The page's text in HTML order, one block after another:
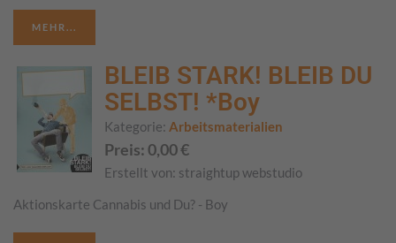
MEHR...
BLEIB STARK! BLEIB DU
SELBST! *Boy
Kategorie: Arbeitsmaterialien
Preis: 0,00€
Erstellt von: straightup webstudio
Aktionskarte Cannabis und Du? - Boy